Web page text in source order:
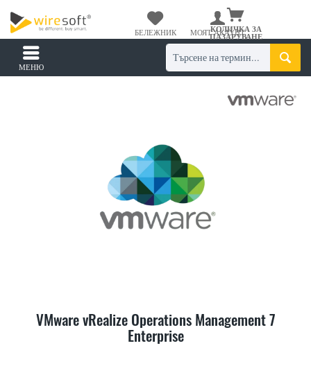
КОЛИЧКА ЗА
ПАЗАРУВАНЕ
БЕЛЕЖНИК МОЯТ АКАУНТ
МЕНЮ
VMware vRealize Operations Management 7
Enterprise